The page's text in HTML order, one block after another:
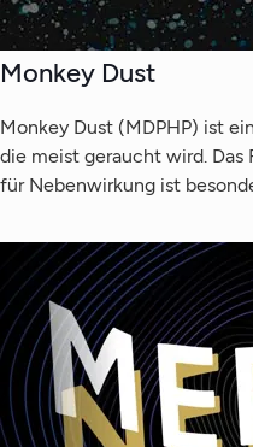
Monkey Dust
Monkey Dust (MDPHP) ist
die meist geraucht wird.
für Nebenwirkung ist